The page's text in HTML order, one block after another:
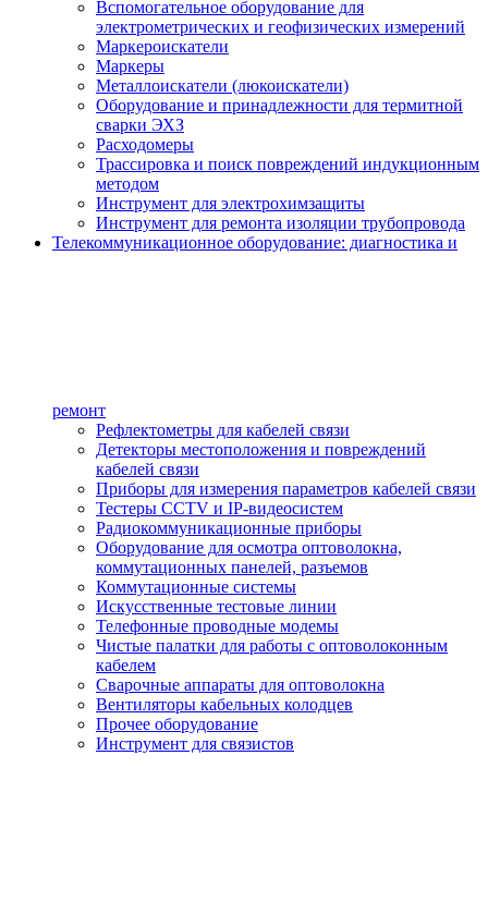
Вспомогательное оборудование для
электрометрических и геофизических измерений
Маркероискатели
Маркеры
Металлоискатели (люкоискатели)
Оборудование и принадлежности для термитной
сварки ЭХЗ
Расходомеры
Трассировка и поиск повреждений индукционным
методом
Инструмент для электрохимзащиты
Инструмент для ремонта изоляции трубопровода
Телекоммуникационное оборудование: диагностика и
ремонт
Рефлектометры для кабелей связи
Детекторы местоположения и повреждений
кабелей связи
Приборы для измерения параметров кабелей связи
Тестеры CCTV и IP-видеосистем
Радиокоммуникационные приборы
Оборудование для осмотра оптоволокна,
коммутационных панелей, разъемов
Коммутационные системы
Искусственные тестовые линии
Телефонные проводные модемы
Чистые палатки для работы с оптоволоконным
кабелем
Сварочные аппараты для оптоволокна
Вентиляторы кабельных колодцев
Прочее оборудование
Инструмент для связистов